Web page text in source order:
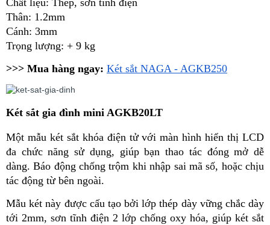
Chất liệu: Thép, sơn tĩnh điện
Thân: 1.2mm
Cánh: 3mm
Trọng lượng: + 9 kg
>>> Mua hàng ngay: Két sắt NAGA - AGKB250
Két sắt gia đình mini AGKB20LT
Một mẫu két sắt khóa điện tử với màn hình hiển thị LCD
đa chức năng sử dụng, giúp bạn thao tác đóng mở dễ
dàng. Báo động chống trộm khi nhập sai mã số, hoặc chịu
tác động từ bên ngoài.
Mẫu két này được cấu tạo bởi lớp thép dày vững chắc dày
tới 2mm, sơn tĩnh điện 2 lớp chống oxy hóa, giúp két sắt